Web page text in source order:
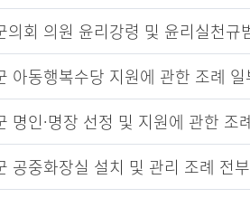
의회 의원 윤리강령 및 윤리실천
아동행복수당 지원에 관한 조례
명인·명장 선정 및 지원에 관한 조
공중화장실 설치 및 관리 조례 전